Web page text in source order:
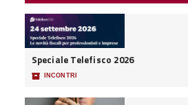
Speciale Telefisco 2026
📦 INCONTRI